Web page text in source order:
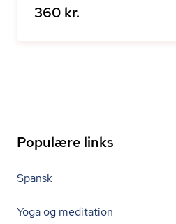
360 kr.
Populære links
Spansk
Yoga og meditation